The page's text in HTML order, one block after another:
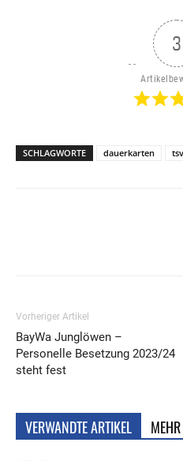
3
SCHLAGWORTE dauerkarten
Vorheriger Artikel
BayWa Junglöwen –
Personelle Besetzung 2023/24
steht fest
VERWANDTE ARTIKEL